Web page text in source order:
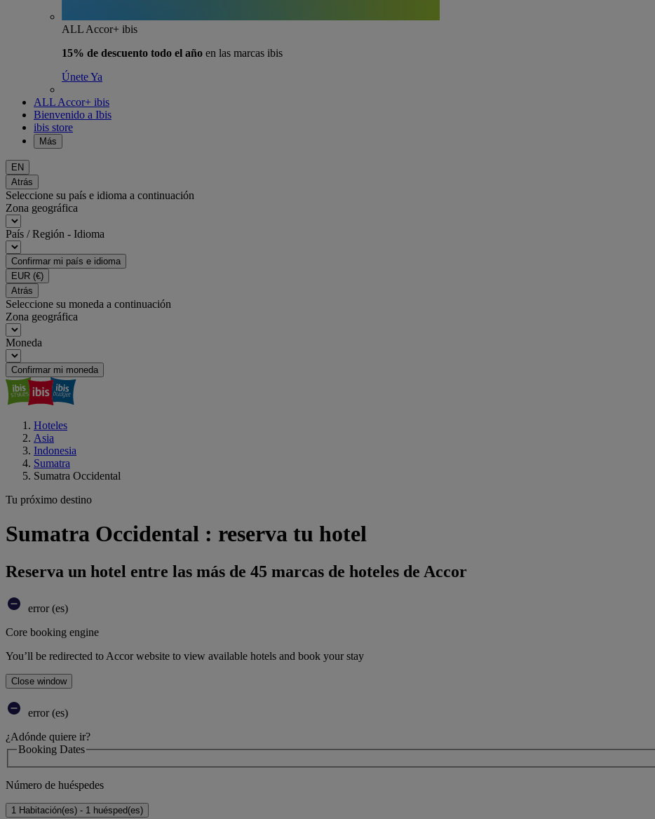
ALL Accor+ ibis
15% de descuento todo el año en las marcas ibis
Únete Ya
ALL Accor+ ibis
Bienvenido a Ibis
ibis store
Más
EN
Atrás
Seleccione su país e idioma a continuación
Zona geográfica
País / Región - Idioma
Confirmar mi país e idioma
EUR (€)
Atrás
Seleccione su moneda a continuación
Zona geográfica
Moneda
Confirmar mi moneda
Hoteles
Asia
Indonesia
Sumatra
Sumatra Occidental
Tu próximo destino
Sumatra Occidental : reserva tu hotel
Reserva un hotel entre las más de 45 marcas de hoteles de Accor
error (es)
Core booking engine
You’ll be redirected to Accor website to view available hotels and book your stay
Close window
error (es)
¿Adónde quiere ir?
Booking Dates
Número de huéspedes
1 Habitación(es) - 1 huésped(es)